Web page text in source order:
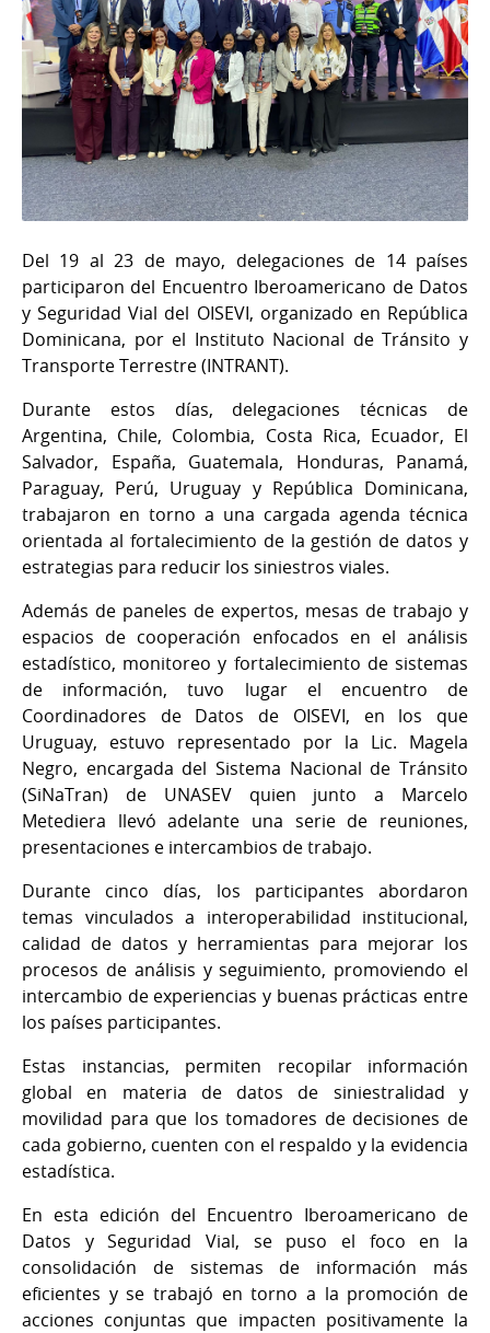
Del 19 al 23 de mayo, delegaciones de 14 países
participaron del Encuentro Iberoamericano de Datos
y Seguridad Vial del OISEVI, organizado en República
Dominicana, por el Instituto Nacional de Tránsito y
Transporte Terrestre (INTRANT).
Durante estos días, delegaciones técnicas de
Argentina, Chile, Colombia, Costa Rica, Ecuador, El
Salvador, España, Guatemala, Honduras, Panamá,
Paraguay, Perú, Uruguay y República Dominicana,
trabajaron en torno a una cargada agenda técnica
orientada al fortalecimiento de la gestión de datos y
estrategias para reducir los siniestros viales.
Además de paneles de expertos, mesas de trabajo y
espacios de cooperación enfocados en el análisis
estadístico, monitoreo y fortalecimiento de sistemas
de información, tuvo lugar el encuentro de
Coordinadores de Datos de OISEVI, en los que
Uruguay, estuvo representado por la Lic. Magela
Negro, encargada del Sistema Nacional de Tránsito
(SiNaTran) de UNASEV quien junto a Marcelo
Metediera llevó adelante una serie de reuniones,
presentaciones e intercambios de trabajo.
Durante cinco días, los participantes abordaron
temas vinculados a interoperabilidad institucional,
calidad de datos y herramientas para mejorar los
procesos de análisis y seguimiento, promoviendo el
intercambio de experiencias y buenas prácticas entre
los países participantes.
Estas instancias, permiten recopilar información
global en materia de datos de siniestralidad y
movilidad para que los tomadores de decisiones de
cada gobierno, cuenten con el respaldo y la evidencia
estadística.
En esta edición del Encuentro Iberoamericano de
Datos y Seguridad Vial, se puso el foco en la
consolidación de sistemas de información más
eficientes y se trabajó en torno a la promoción de
acciones conjuntas que impacten positivamente la